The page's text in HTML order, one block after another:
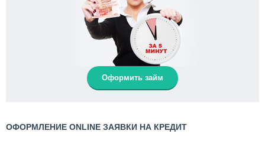
Оформить займ
ОФОРМЛЕНИЕ ONLINE ЗАЯВКИ НА КРЕДИТ